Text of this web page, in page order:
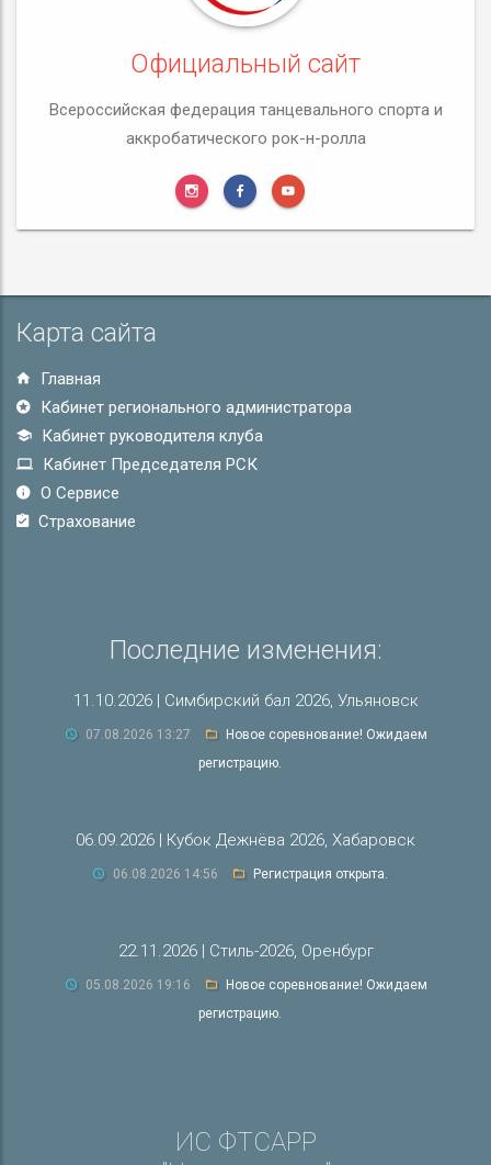
Официальный сайт
Всероссийская федерация танцевального спорта и
аккробатического рок-н-ролла
Карта сайта
Главная
Кабинет регионального администратора
Кабинет руководителя клуба
Кабинет Председателя РСК
О Сервисе
Страхование
Последние изменения:
11.10.2026 | Симбирский бал 2026, Ульяновск
07.08.2026 13:27
Новое соревнование! Ожидаем
регистрацию.
06.09.2026 | Кубок Дежнёва 2026, Хабаровск
06.08.2026 14:56 Регистрация открыта.
22.11.2026 | Стиль-2026, Оренбург
05.08.2026 19:16
Новое соревнование! Ожидаем
регистрацию.
ИС ФТСАРР